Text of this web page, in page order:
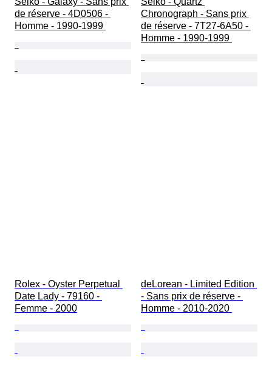
de réserve - 4D0506 -
Homme - 1990-1999
Chronograph - Sans prix
de réserve - 7T27-6A50 -
Homme - 1990-1999
Rolex - Oyster Perpetual
Date Lady - 79160 -
Femme - 2000
deLorean - Limited Edition
- Sans prix de réserve -
Homme - 2010-2020